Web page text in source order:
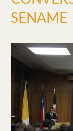
SENAME